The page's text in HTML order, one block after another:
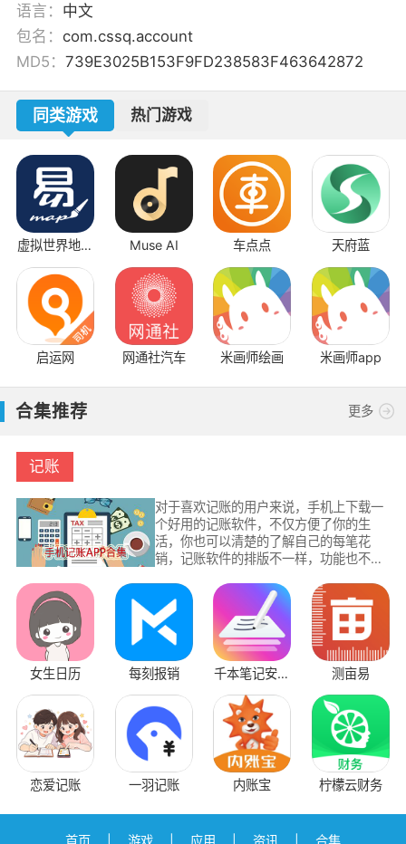
语言： 中文
包名： com.cssq.account
MD5： 739E3025B153F9FD238583F463642872
同类游戏 热门游戏
虚拟世界地图
生成器
Muse AI 车点点 天府蓝
启运网 网通社汽车 米画师绘画 米画师app
合集推荐 更多
记账
对于喜欢记账的用户来说，手机上下载一
个好用的记账软件，不仅方便了你的生
活，你也可以清楚的了解自己的每笔花
销，记账软件的排版不一样，功能也不一
软件，每一个记账软件都可以帮助你生活
中的花销。
女生日历 每刻报销
千本笔记安卓
版
测亩易
恋爱记账 一羽记账 内账宝 柠檬云财务